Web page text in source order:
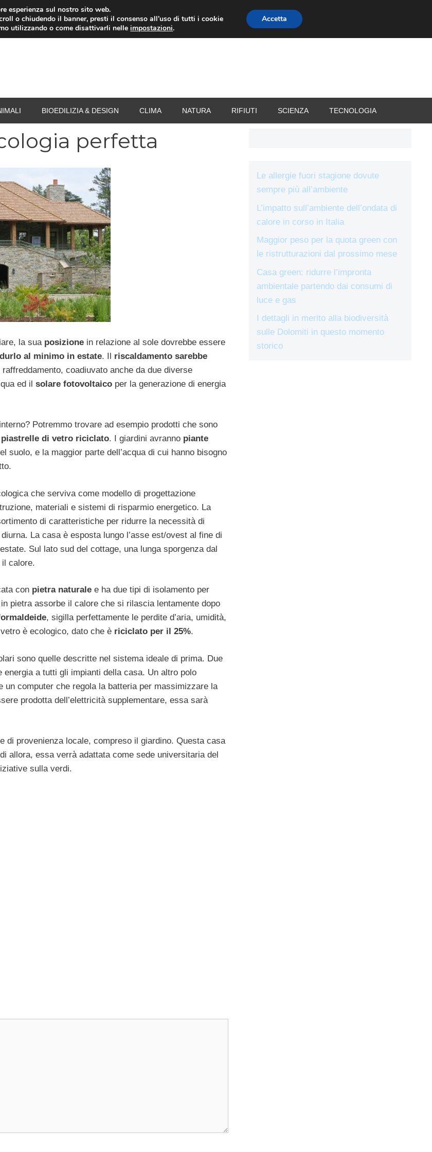
ENERGETICO SPESA TERMOVALORIZZATORI VACANZE
BIOEDILIZIA & DESIGN CLIMA NATURA RIFIUTI SCIENZA TECNOLOGIA
perfetta
la sua posizione in relazione al sole dovrebbe essere
al minimo in estate. Il riscaldamento sarebbe
coadiuvato anche da due diverse
ed il solare fotovoltaico per la generazione di energia
Potremmo trovare ad esempio prodotti che sono
piastrelle di vetro riciclato. I giardini avranno piante
suolo, e la maggior parte dell’acqua di cui hanno bisogno
che serviva come modello di progettazione
materiali e sistemi di risparmio energetico. La
di caratteristiche per ridurre la necessità di
La casa è esposta lungo l’asse est/ovest al fine di
Sul lato sud del cottage, una lunga sporgenza dal
il calore.
con pietra naturale e ha due tipi di isolamento per
pietra assorbe il calore che si rilascia lentamente dopo
, sigilla perfettamente le perdite d’aria, umidità,
è ecologico, dato che è riciclato per il 25%.
sono quelle descritte nel sistema ideale di prima. Due
a tutti gli impianti della casa. Un altro polo
un computer che regola la batteria per massimizzare la
prodotta dell’elettricità supplementare, essa sarà
e di provenienza locale, compreso il giardino. Questa casa
allora, essa verrà adattata come sede universitaria del
sulla verdi.
Le allergie fuori stagione dovute
sempre più all’ambiente
L’impatto sull’ambiente dell’ondata di
calore in corso in Italia
Maggior peso per la quota green con
le ristrutturazioni dal prossimo mese
Casa green: ridurre l’impronta
ambientale partendo dai consumi di
luce e gas
I dettagli in merito alla biodiversità
sulle Dolomiti in questo momento
storico
esperienza sul nostro sito web.
o chiudendo il banner, presti il consenso all’uso di tutti i cookie
utilizzando o come disattivarli nelleimpostazioni.
Accetta